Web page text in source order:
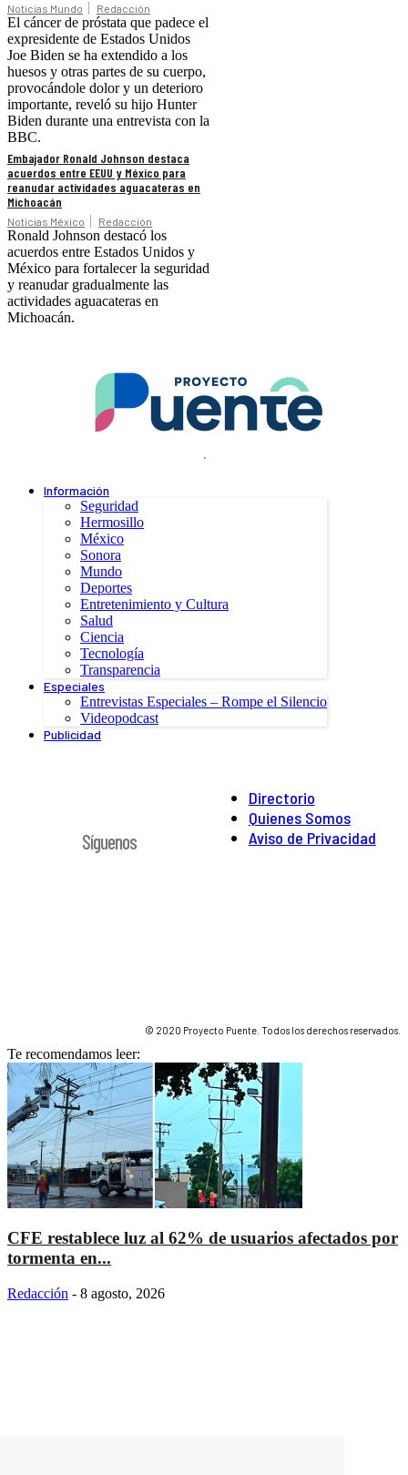
Noticias Mundo Redacción
El cáncer de próstata que padece el
expresidente de Estados Unidos
Joe Biden se ha extendido a los
huesos y otras partes de su cuerpo,
provocándole dolor y un deterioro
importante, reveló su hijo Hunter
Biden durante una entrevista con la
BBC.
Embajador Ronald Johnson destaca
acuerdos entre EEUU y México para
reanudar actividades aguacateras en
Michoacán
Noticias México Redacción
Ronald Johnson destacó los
acuerdos entre Estados Unidos y
México para fortalecer la seguridad
y reanudar gradualmente las
actividades aguacateras en
Michoacán.
.
Información
Seguridad
Hermosillo
México
Sonora
Mundo
Deportes
Entretenimiento y Cultura
Salud
Ciencia
Tecnología
Transparencia
Especiales
Entrevistas Especiales – Rompe el Silencio
Videopodcast
Publicidad
Directorio
Quienes Somos
Aviso de Privacidad
Síguenos
© 2020 Proyecto Puente. Todos los derechos reservados.
Te recomendamos leer:
CFE restablece luz al 62% de usuarios afectados por
tormenta en...
Redacción - 8 agosto, 2026